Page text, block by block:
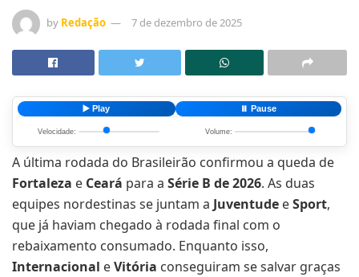
by Redação 7 de dezembro de 2025
▶️ Play ⏸️ Pause
Velocidade: Volume:
A última rodada do Brasileirão confirmou a queda de
Fortaleza e Ceará para a Série B de 2026. As duas
equipes nordestinas se juntam a Juventude eSport,
que já haviam chegado à rodada final com o
rebaixamento consumado. Enquanto isso,
Internacional eVitória conseguiram se salvar graças